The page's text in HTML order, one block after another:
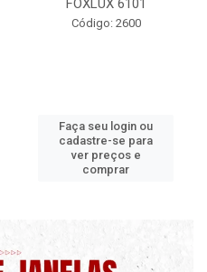
Código: 2628
Faça seu login ou
cadastre-se para
ver preços e
comprar